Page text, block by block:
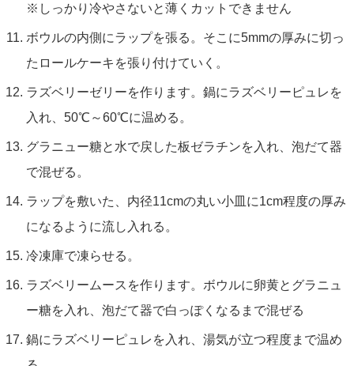
※しっかり冷やさないと薄くカットできません
ボウルの内側にラップを張る。そこに5mmの厚みに切っ
たロールケーキを張り付けていく。
ラズベリーゼリーを作ります。鍋にラズベリーピュレを
入れ、50℃～60℃に温める。
グラニュー糖と水で戻した板ゼラチンを入れ、泡だて器
で混ぜる。
ラップを敷いた、内径11cmの丸い小皿に1cm程度の厚み
になるように流し入れる。
冷凍庫で凍らせる。
ラズベリームースを作ります。ボウルに卵黄とグラニュ
ー糖を入れ、泡だて器で白っぽくなるまで混ぜる
鍋にラズベリーピュレを入れ、湯気が立つ程度まで温め